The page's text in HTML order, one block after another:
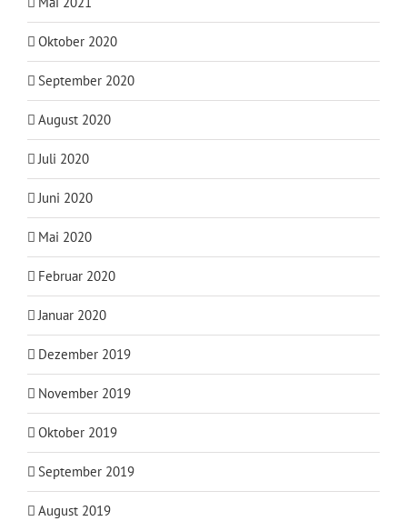
Oktober 2020
September 2020
August 2020
Juli 2020
Juni 2020
Mai 2020
Februar 2020
Januar 2020
Dezember 2019
November 2019
Oktober 2019
September 2019
August 2019